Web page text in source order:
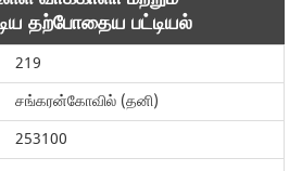
தற்போதைய பட்டியல்
219
சங்கரன்கோவில் (தனி)
253100